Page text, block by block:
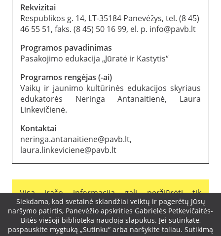
Slapukų
sutikimo
Siekdama, kad svetainė sklandžiai veiktų ir pagerėtų Jūsų
naršymo patirtis, Panevėžio apskrities Gabrielės Petkevičaitės-
Bitės viešoji biblioteka naudoja slapukus. Jei sutinkate,
paspauskite mygtuką „Sutinku“ arba naršykite toliau. Sutikimą
Rekvizitai
Respublikos g. 14, LT-35184 Panevėžys, tel. (8 45)
46 55 51, faks. (8 45) 50 16 99, el. p. info@pavb.lt
Programos pavadinimas
Pasakojimo edukacija „Jūratė ir Kastytis“
Programos rengėjas (-ai)
Vaikų ir jaunimo kultūrinės edukacijos skyriaus
edukatorės Neringa Antanaitienė, Laura
Linkevičienė.
Kontaktai
neringa.antanaitiene@pavb.lt,
laura.linkeviciene@pavb.lt
Visą įrašo informaciją gali peržiūrėti tik
registruoti vartotojai.